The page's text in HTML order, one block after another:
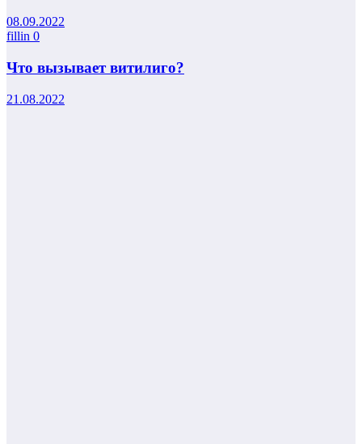
08.09.2022
fillin 0
Что вызывает витилиго?
21.08.2022